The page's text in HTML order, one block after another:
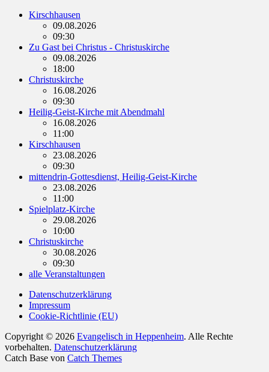
Kirschhausen
09.08.2026
09:30
Zu Gast bei Christus - Christuskirche
09.08.2026
18:00
Christuskirche
16.08.2026
09:30
Heilig-Geist-Kirche mit Abendmahl
16.08.2026
11:00
Kirschhausen
23.08.2026
09:30
mittendrin-Gottesdienst, Heilig-Geist-Kirche
23.08.2026
11:00
Spielplatz-Kirche
29.08.2026
10:00
Christuskirche
30.08.2026
09:30
alle Veranstaltungen
Datenschutzerklärung
Impressum
Cookie-Richtlinie (EU)
Copyright © 2026 Evangelisch in Heppenheim. Alle Rechte
vorbehalten. Datenschutzerklärung
Catch Base von Catch Themes